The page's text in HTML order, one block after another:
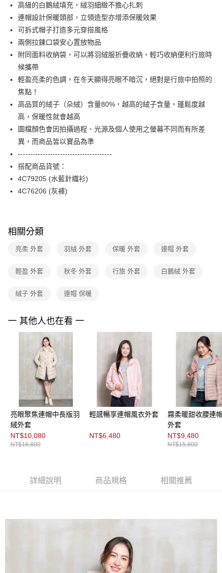
國泰世華商業銀行
兆豐國際商業銀行
臺灣中小企業銀行
台中商業銀行
匯豐（台灣）商業銀行
聯邦商業銀行
元大商業銀行
玉山商業銀行
星展（台灣）商業銀行
台新國際商業銀行
台灣樂天信用卡公司
街口支付
AFTEE先享後付
相關說明
【關於「AFTEE先享後付」】
AFTEE先享後付是「在收到商品之後才付款」的支付方式。 讓您購物簡單
便利好安心！
１．簡單：不需註冊會員、不需綁卡、不需儲值。
２．便利：只要手機號碼，簡訊認證，即可結帳。
【「AFTEE先享後付」結帳流程】
１．於結帳方式選擇「AFTEE先享後付」後，將跳轉至「AFTEE先享後付」
結帳頁面，進行簡訊認證並確認金額後，即可完成結帳。
２．訂單成立數日內，您將收到繳費通知簡訊。
３．收到繳費通知簡訊後14天內，點擊此簡訊中的連結，可透過四大超商／
ATM／網路銀行／等多元方式進行付款，方視為交易完成。
※ 請注意：結帳手續完成當下不需立刻繳費，但若您需要取消訂單，請聯絡
購買商品的店家。未經商家同意取消之訂單仍視為有效，需透過AFTEE先享
後付繳納相關費用。
※ 交易是否成功請以「AFTEE先享後付 」之結帳頁面顯示為準，若有關於
【注意事項】
易，需依本服務之必要範圍內提供個人資料，並將交易相關給付款項請求債
２．關於個人資料處理事宜，請瀏覽以下網址：
「AFTEE先享後付」，若未經同意申辦者引起之損失，本公司不負相關責
時審查核予不同之上限額度；若仍有額度不足之情形，本公司將視審查結果
請求用戶進行身份認證。
５．嚴禁一人註冊多個帳號或使用他人資訊註冊。若發現惡意使用之情形，
恩沛科技股份有限公司將有權停止該用戶之使用額度並採取法律行動。
付款後全家FamilyMart取貨
每筆NT$90，滿NT$3,600(含以上)免運費
付款後7-11取貨
每筆NT$90，滿NT$3,600(含以上)免運費
黑貓宅配
每筆NT$90，滿NT$3,600(含以上)免運費
離島宅配 (蘭嶼恕不配送)
付款後門市自取
高級的白鵝絨填充，絨羽細緻不擔心扎刺
連帽設計保暖頭部，立領造型亦增添保暖效果
可拆式帽子打造多元穿搭風格
兩側拉鍊口袋安心置放物品
附同面料收納袋，可以將羽絨服折疊收納，輕巧收納便利行旅時
候攜帶
輕盈亮柔的色調，在冬天顯得亮眼不暗沉，絕對是行旅中拍照的
焦點！
高品質的絨子（朵絨）含量80%，越高的絨子含量，蓬鬆度越
高，保暖性就會越高
圖檔顏色會因拍攝過程、光源及個人使用之螢幕不同而有所差
異，而商品皆以實品為準
--------------------------------------
搭配商品貨號：
4C79205 (水藍針織衫)
4C76206 (灰褲)
相關分類
亮柔 外套 羽絨 外套 保暖 外套 連帽 外套
輕盈 外套 秋冬 外套 行旅 外套 白鵝絨 外套
絨子 外套 連帽 保暖
一 其他人也在看 一
亮眼聚焦連帽中長版羽
絨外套
NT$10,080
NT$16,800
輕感暢享連帽風衣外套
NT$6,480
霧柔暖甜收腰連
外套
NT$9,480
NT$15,800
詳細說明 商品規格 相關推薦